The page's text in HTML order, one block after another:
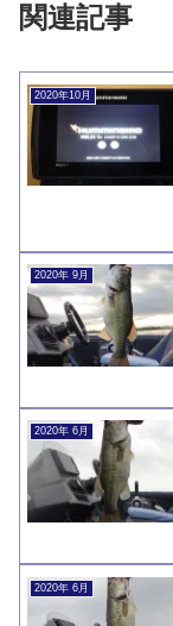
関連記事
2020年10月
2020年 9月
2020年 6月
2020年 6月